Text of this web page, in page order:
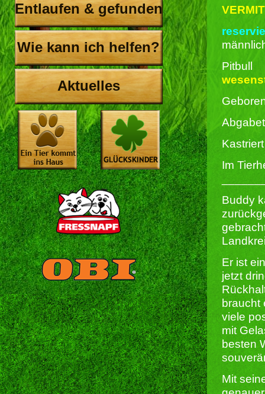
Entlaufen & gefunden
Wie kann ich helfen?
Aktuelles
Pitbull
Im
Buddy
Er ist
jetzt
braucht
viele
mit
besten
Mit